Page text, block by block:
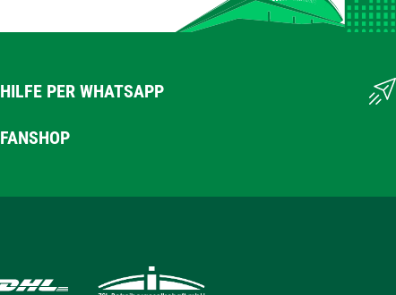
HILFE PER WHATSAPP
FANSHOP